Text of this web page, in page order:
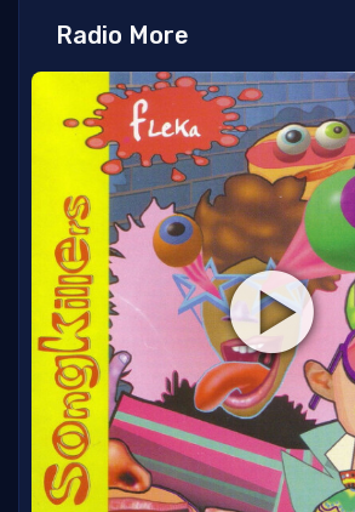
Radio More